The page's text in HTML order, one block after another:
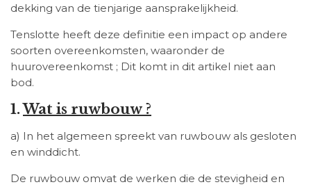
dekking van de tienjarige aansprakelijkheid.
Tenslotte heeft deze definitie een impact op andere
soorten overeenkomsten, waaronder de
huurovereenkomst ; Dit komt in dit artikel niet aan
bod.
1.Wat is ruwbouw ?
a) In het algemeen spreekt van ruwbouw als gesloten
en winddicht.
De ruwbouw omvat de werken die de stevigheid en